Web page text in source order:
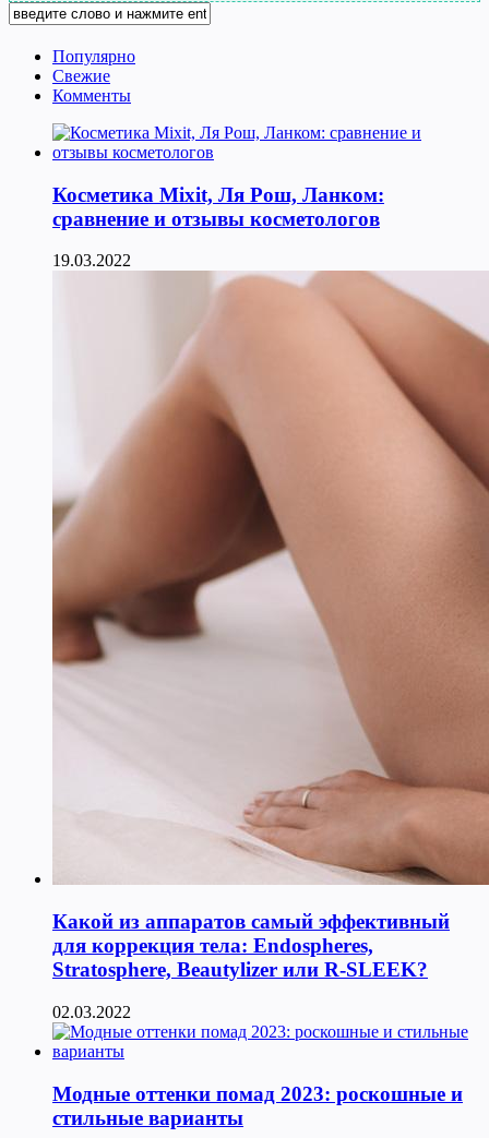
Популярно
Свежие
Комменты
Косметика Мixit, Ля Рош, Ланком:
сравнение и отзывы косметологов
19.03.2022
Какой из аппаратов самый эффективный
для коррекция тела: Endospheres,
Stratosphere, Beautylizer или R-SLEEK?
02.03.2022
Модные оттенки помад 2023: роскошные и
стильные варианты